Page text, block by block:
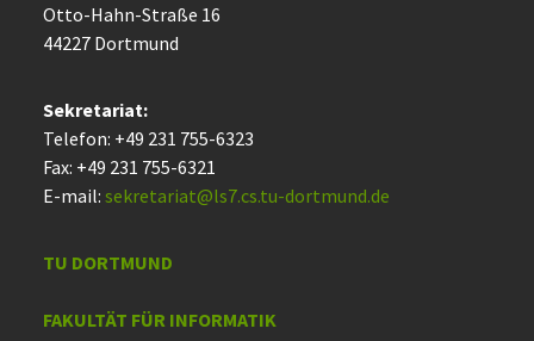
Otto-Hahn-Straße 16
44227 Dort­mund
Sekretariat:
Telefon: +49 231 755-6323
Fax: +49 231 755-6321
E-mail: sekretariat@ls7.cs.tu-dortmund.de
TU DORTMUND
FAKULTÄT FÜR INFORMATIK